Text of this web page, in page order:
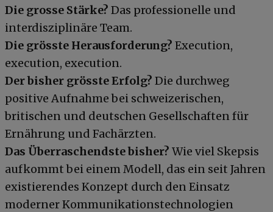
Die grosse Stärke? Das professionelle und
interdisziplinäre Team.
Die grösste Herausforderung? Execution,
execution, execution.
Der bisher grösste Erfolg? Die durchweg
positive Aufnahme bei schweizerischen,
britischen und deutschen Gesellschaften für
Ernährung und Fachärzten.
Das Überraschendste bisher? Wie viel Skepsis
aufkommt bei einem Modell, das ein seit Jahren
existierendes Konzept durch den Einsatz
moderner Kommunikationstechnologien